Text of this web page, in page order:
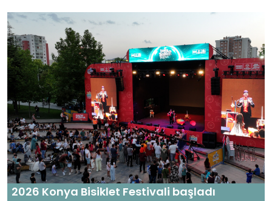
2026 Konya Bisiklet Festivali başladı